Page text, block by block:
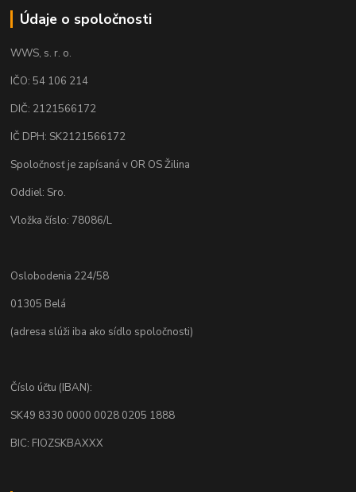
Údaje o spoločnosti
WWS, s. r. o.
IČO: 54 106 214
DIČ: 2121566172
IČ DPH: SK2121566172
Spoločnosť je zapísaná v OR OS Žilina
Oddiel: Sro.
Vložka číslo: 78086/L
Oslobodenia 224/58
01305 Belá
(adresa slúži iba ako sídlo spoločnosti)
Číslo účtu (IBAN):
SK49 8330 0000 0028 0205 1888
BIC: FIOZSKBAXXX